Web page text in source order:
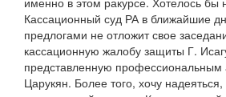
Кассационный суд РА в ближайшие
предлогами не отложит свое
кассационную жалобу защиты Г.
представленную профессиональным
Царукян. Более того, хочу